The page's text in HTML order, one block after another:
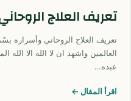
تعريف العلاج
تعريف العلاج الروحاني وأسراره
العالمين واشهد ان لا الله الا
عبده…
اقرأ المقال ←